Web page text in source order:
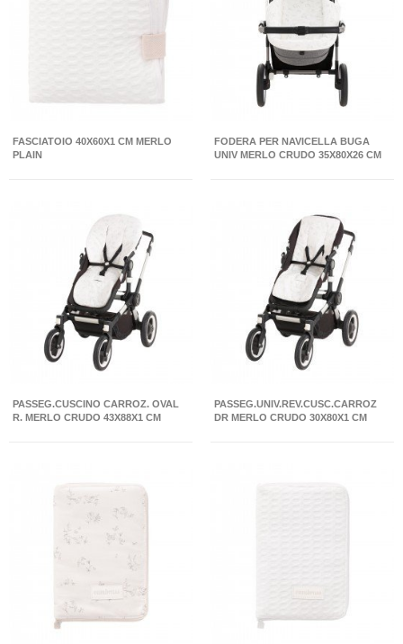
FASCIATOIO 40X60X1 CM MERLO
PLAIN
FODERA PER NAVICELLA BUGA
UNIV MERLO CRUDO 35X80X26 CM
PASSEG.CUSCINO CARROZ. OVAL
R. MERLO CRUDO 43X88X1 CM
PASSEG.UNIV.REV.CUSC.CARROZ
DR MERLO CRUDO 30X80X1 CM